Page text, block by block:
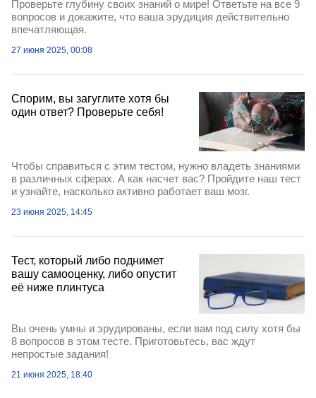
Проверьте глубину своих знаний о мире! Ответьте на все 9
вопросов и докажите, что ваша эрудиция действительно
впечатляющая.
27 июня 2025, 00:08
Спорим, вы загуглите хотя бы
один ответ? Проверьте себя!
Чтобы справиться с этим тестом, нужно владеть знаниями
в различных сферах. А как насчет вас? Пройдите наш тест
и узнайте, насколько активно работает ваш мозг.
23 июня 2025, 14:45
Тест, который либо поднимет
вашу самооценку, либо опустит
её ниже плинтуса
Вы очень умны и эрудированы, если вам под силу хотя бы
8 вопросов в этом тесте. Приготовьтесь, вас ждут
непростые задания!
21 июня 2025, 18:40